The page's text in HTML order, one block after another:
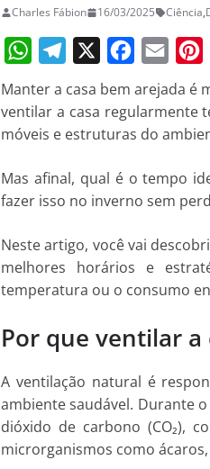
Charles Fábion 16/03/2025 Ciência,
h
a
s
A
p
p
e
l
g
r
a
m
a
c
b
o
o
k
m
a
l
i
n
e
r
e
s
t
Manter a casa bem arejada é
ventilar a casa regularmente
móveis e estruturas do
Mas afinal, qual é o tempo
fazer isso no inverno sem
Neste artigo, você vai
melhores horários e
temperatura ou o consumo
Por que ventilar
A ventilação natural é
ambiente saudável. Durante
dióxido de carbono (CO₂),
microrganismos como